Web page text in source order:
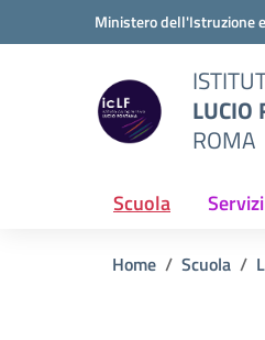
Vai ai contenuti
Vai al menu di navigazione
Ministero dell'Istruzione
LUCIO
ROMA
Scuola Servizi
Home Scuola